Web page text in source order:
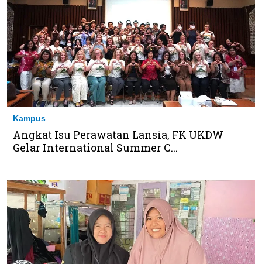
Kampus
Angkat Isu Perawatan Lansia, FK UKDW
Gelar International Summer C...